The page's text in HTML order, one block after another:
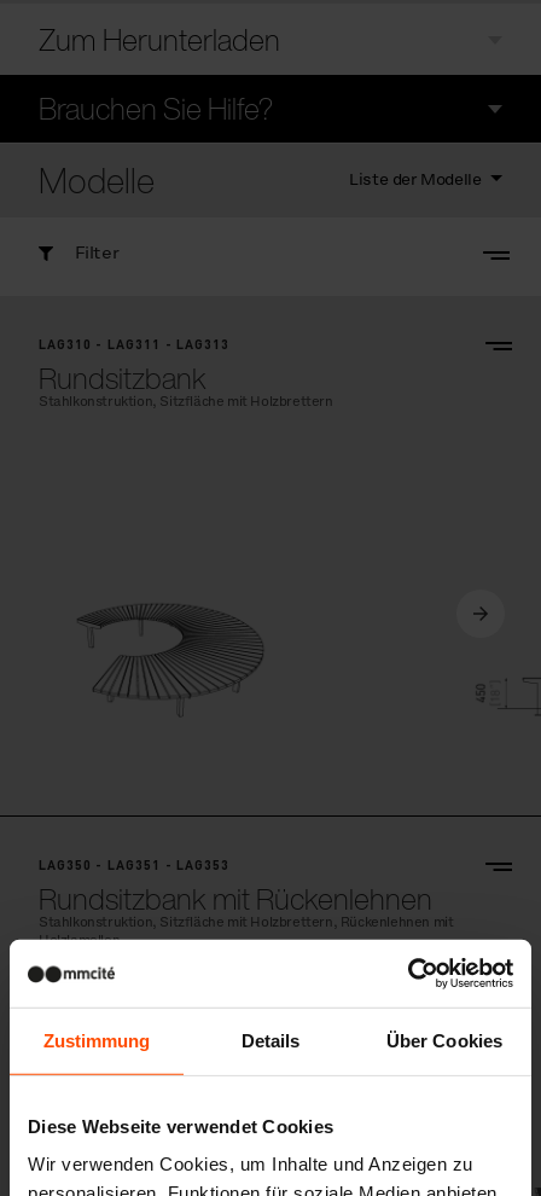
Zustimmung Details Über Cookies
Diese Webseite verwendet Cookies
Wir verwenden Cookies, um Inhalte und Anzeigen zu
Zum Herunterladen
Brauchen Sie Hilfe?
Modelle Liste der Modelle
Filter
LAG310 - LAG311 - LAG313
Rundsitzbank
Stahlkonstruktion, Sitzfläche mit Holzbrettern
LAG350 - LAG351 - LAG353
Rundsitzbank mit Rückenlehnen
Stahlkonstruktion, Sitzfläche mit Holzbrettern, Rückenlehnen mit
Holzlamellen